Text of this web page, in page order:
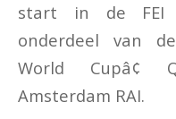
start in de FEI
onderdeel van
World
Amsterdam RAI.